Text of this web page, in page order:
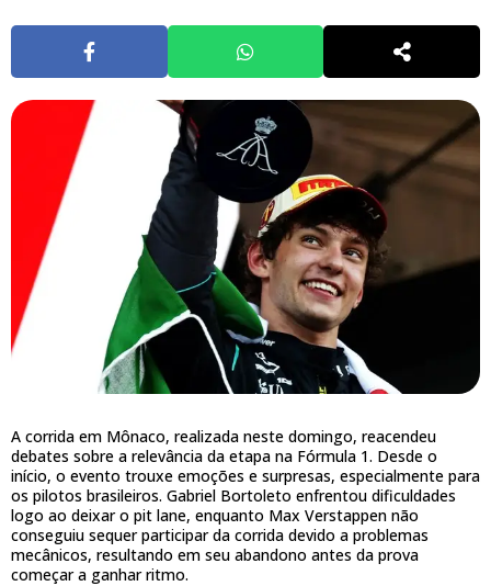
A corrida em Mônaco, realizada neste domingo, reacendeu
debates sobre a relevância da etapa na Fórmula 1. Desde o
início, o evento trouxe emoções e surpresas, especialmente para
os pilotos brasileiros. Gabriel Bortoleto enfrentou dificuldades
logo ao deixar o pit lane, enquanto Max Verstappen não
conseguiu sequer participar da corrida devido a problemas
mecânicos, resultando em seu abandono antes da prova
começar a ganhar ritmo.